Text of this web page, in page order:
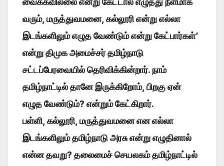
வரும், மருத்துவமனை, கல்லூரி என்று எல்லா
இடங்களிலும் எழுத வேண்டும் என்று கேட்பார்கள்’
என்று திமுக அமைச்சர் தமிழ்நாடு
சட்டப்பேரவையில் தெரிவிக்கின்றார். நாம்
தமிழ்நாட்டில் தானே இருக்கிறோம், பிறகு ஏன்
எழுத வேண்டும்? என்றும் கேட்கிறார்.
பள்ளி, கல்லூரி, மருத்துவமனை என எல்லா
இடங்களிலும் தமிழ்நாடு அரசு என்று எழுதினால்
என்ன தவறு? தலைமைச் செயலகம் தமிழ்நாட்டில்